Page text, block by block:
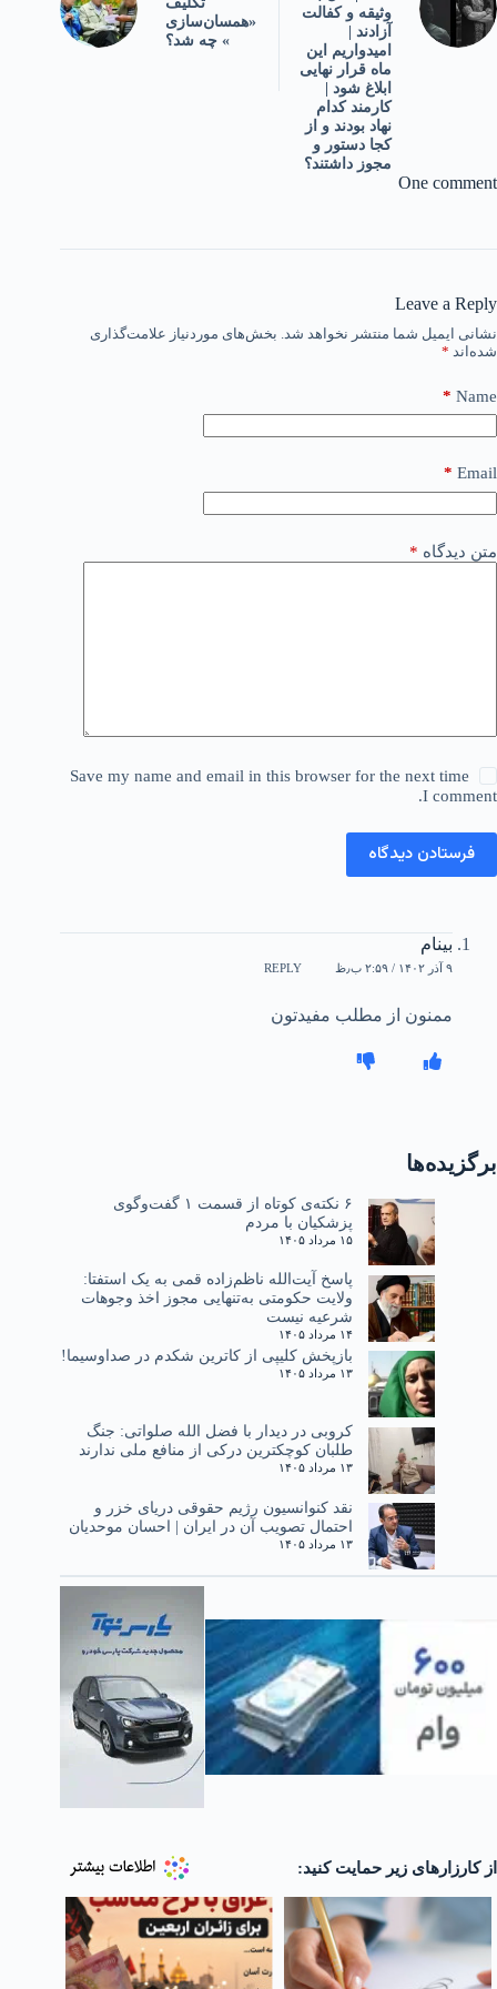
وثیقه و کفالت
آزادند |
امیدواریم این
ماه قرار نهایی
ابلاغ شود |
کارمند کدام
نهاد بودند و از
کجا دستور و
مجوز داشتند؟
«همسان‌سازی
» چه شد؟
One comment
Leave a Reply
نشانی ایمیل شما منتشر نخواهد شد. بخش‌های موردنیاز علامت‌گذاری
شده‌اند *
Name
*
Email
*
متن دیدگاه *
Save my name and email in this browser for the next time
I comment.
فرستادن دیدگاه
بینام
۹ آذر ۱۴۰۲ / ۲:۵۹ ب٫ظ REPLY
ممنون از مطلب مفیدتون
برگزیده‌ها
۶ نکته‌ی کوتاه از قسمت ۱ گفت‌وگوی
پزشکیان با مردم
۱۵ مرداد ۱۴۰۵
پاسخ آیت‌الله ناظم‌زاده قمی به یک استفتا:
ولایت حکومتی به‌تنهایی مجوز اخذ وجوهات
شرعیه نیست
۱۴ مرداد ۱۴۰۵
بازپخش کلیپی از کاترین شکدم در صداوسیما!
۱۳ مرداد ۱۴۰۵
کروبی در دیدار با فضل الله صلواتی: جنگ
طلبان کوچکترین درکی از منافع ملی ندارند
۱۳ مرداد ۱۴۰۵
نقد کنوانسیون رژیم حقوقی دریای خزر و
احتمال تصویب آن در ایران | احسان موحدیان
۱۳ مرداد ۱۴۰۵
از کارزارهای زیر حمایت کنید: